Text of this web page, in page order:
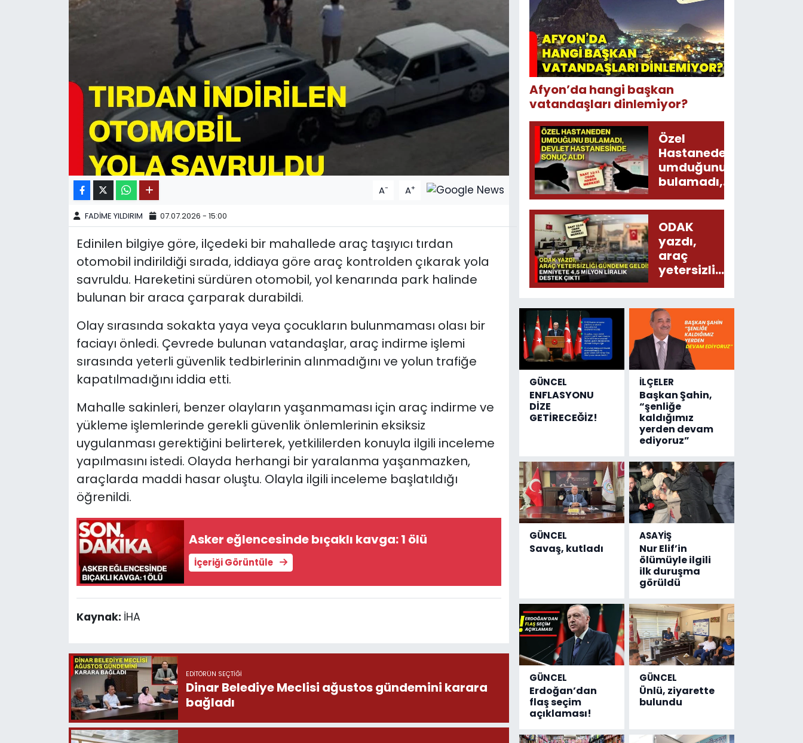
A- A+
FADİME YILDIRIM 07.07.2026 - 15:00
Edinilen bilgiye göre, ilçedeki bir mahallede araç taşıyıcı tırdan
otomobil indirildiği sırada, iddiaya göre araç kontrolden çıkarak yola
savruldu. Hareketini sürdüren otomobil, yol kenarında park halinde
bulunan bir araca çarparak durabildi.
Olay sırasında sokakta yaya veya çocukların bulunmaması olası bir
faciayı önledi. Çevrede bulunan vatandaşlar, araç indirme işlemi
sırasında yeterli güvenlik tedbirlerinin alınmadığını ve yolun trafiğe
kapatılmadığını iddia etti.
Mahalle sakinleri, benzer olayların yaşanmaması için araç indirme ve
yükleme işlemlerinde gerekli güvenlik önlemlerinin eksiksiz
uygulanması gerektiğini belirterek, yetkililerden konuyla ilgili inceleme
yapılmasını istedi. Olayda herhangi bir yaralanma yaşanmazken,
araçlarda maddi hasar oluştu. Olayla ilgili inceleme başlatıldığı
öğrenildi.
Asker eğlencesinde bıçaklı kavga: 1 ölü
İçeriği Görüntüle
Kaynak: İHA
EDITÖRÜN SEÇTIĞI
Dinar Belediye Meclisi ağustos gündemini karara
bağladı
Afyon’da hangi başkan
vatandaşları dinlemiyor?
Özel
Hastaneden
umduğunu
bulamadı,
Devlet
Hastanesinde
sonuç aldı
ODAK
yazdı,
araç
yetersizliği
gündeme
Emniyete
4,5 milyon
liralık
destek
çıktı
GÜNCEL
ENFLASYONU
DİZE
GETİRECEĞİZ!
İLÇELER
Başkan Şahin,
“şenliğe
kaldığımız
yerden devam
ediyoruz”
GÜNCEL
Savaş, kutladı
ASAYİŞ
Nur Elif’in
ölümüyle ilgili
ilk duruşma
görüldü
GÜNCEL
Erdoğan’dan
flaş seçim
açıklaması!
GÜNCEL
Ünlü, ziyarette
bulundu